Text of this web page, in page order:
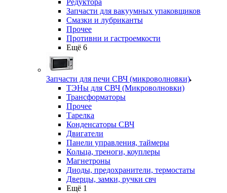
Редуктора
Запчасти для вакуумных упаковщиков
Смазки и лубриканты
Прочее
Противни и гастроемкости
Ещё 6
Запчасти для печи СВЧ (микроволновки)
ТЭНы для СВЧ (Микроволновки)
Трансформаторы
Прочее
Тарелка
Конденсаторы СВЧ
Двигатели
Панели управления, таймеры
Кольца, треноги, коуплеры
Магнетроны
Диоды, предохранители, термостаты
Дверцы, замки, ручки свч
Ещё 1